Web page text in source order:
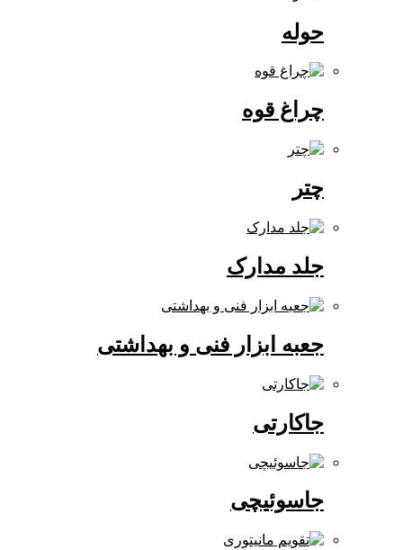
چراغ قوه
جلد مدارک
جعبه ابزار فنی و بهداشتی
جاسوئیچی